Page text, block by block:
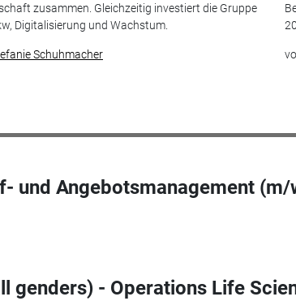
zusammen. Gleichzeitig investiert die Gruppe
Digitalisierung und Wachstum.
Schuhmacher
und Angebotsmanagement
genders) - Operations Life